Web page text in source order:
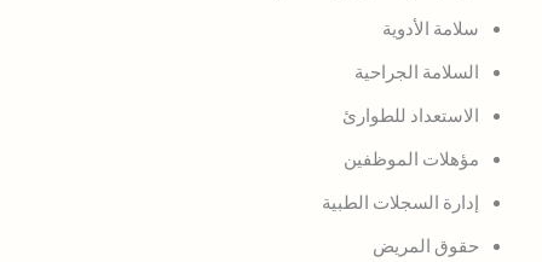
سلامة الأدوية
السلامة الجراحية
الاستعداد للطوارئ
مؤهلات الموظفين
إدارة السجلات الطبية
حقوق المريض